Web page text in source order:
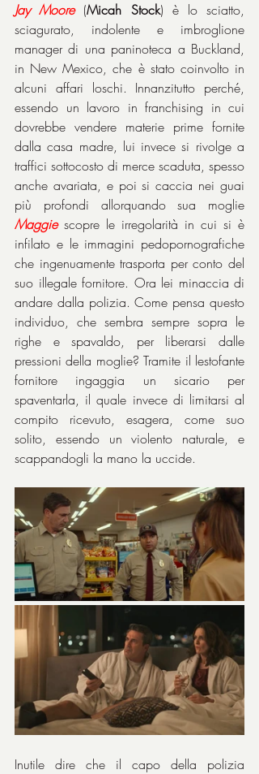
Jay Moore (Micah Stock) è lo sciatto,
sciagurato, indolente e imbroglione
manager di una paninoteca a Buckland,
in New Mexico, che è stato coinvolto in
alcuni affari loschi. Innanzitutto perché,
essendo un lavoro in franchising in cui
dovrebbe vendere materie prime fornite
dalla casa madre, lui invece si rivolge a
traffici sottocosto di merce scaduta, spesso
anche avariata, e poi si caccia nei guai
Maggie scopre le irregolarità in cui si è
infilato e le immagini pedopornografiche
che ingenuamente trasporta per conto del
suo illegale fornitore. Ora lei minaccia di
andare dalla polizia. Come pensa questo
individuo, che sembra sempre sopra le
righe e spavaldo, per liberarsi dalle
pressioni della moglie? Tramite il lestofante
fornitore ingaggia un sicario per
spaventarla, il quale invece di limitarsi al
compito ricevuto, esagera, come suo
solito, essendo un violento naturale, e
scappandogli la mano la uccide.